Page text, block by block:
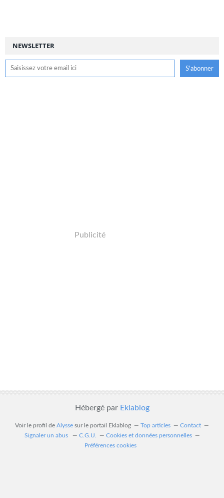
NEWSLETTER
Publicité
Hébergé par Eklablog
Voir le profil de Alysse sur le portail Eklablog Top articles
Contact
Signaler un abus
C.G.U.
Cookies et données personnelles
Préférences cookies